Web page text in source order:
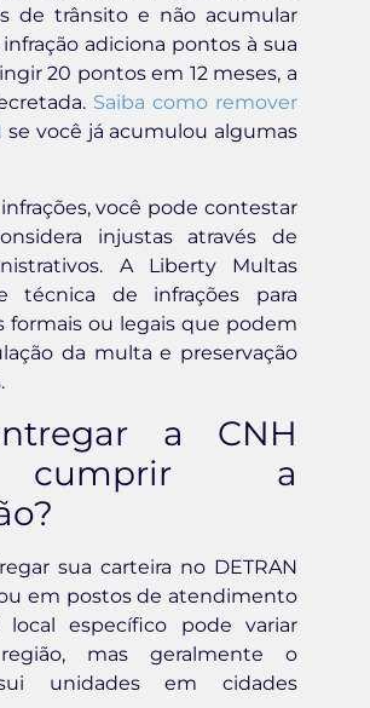
de trânsito e não acumular
infração adiciona pontos à sua
20 pontos em 12 meses, a
Saiba como remover
se você já acumulou algumas
você pode contestar
injustas através de
A Liberty Multas
técnica de infrações para
formais ou legais que podem
da multa e preservação
a CNH
a
sua carteira no DETRAN
em postos de atendimento
local específico pode variar
mas geralmente o
unidades em cidades